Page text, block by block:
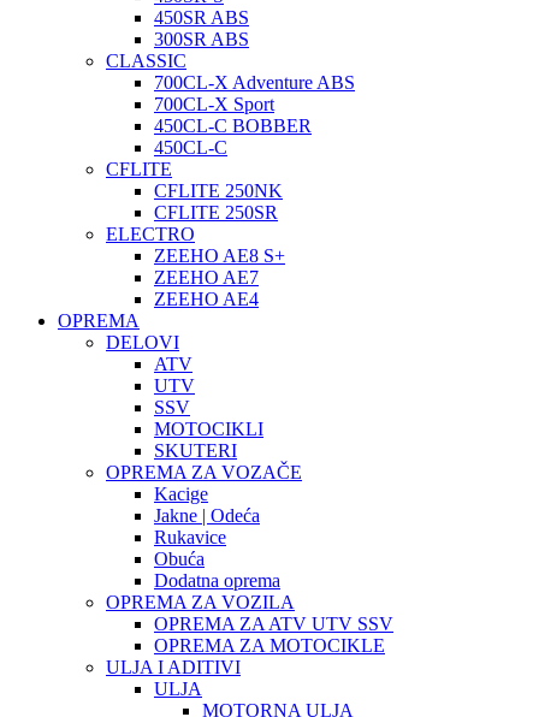
450SR ABS
300SR ABS
CLASSIC
700CL-X Adventure ABS
700CL-X Sport
450CL-C BOBBER
450CL-C
CFLITE
CFLITE 250NK
CFLITE 250SR
ELECTRO
ZEEHO AE8 S+
ZEEHO AE7
ZEEHO AE4
OPREMA
DELOVI
ATV
UTV
SSV
MOTOCIKLI
SKUTERI
OPREMA ZA VOZAČE
Kacige
Jakne | Odeća
Rukavice
Obuća
Dodatna oprema
OPREMA ZA VOZILA
OPREMA ZA ATV UTV SSV
OPREMA ZA MOTOCIKLE
ULJA I ADITIVI
ULJA
MOTORNA ULJA